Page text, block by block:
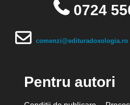
0724
comenzi@edituradoxologia.ro
Pentru autori